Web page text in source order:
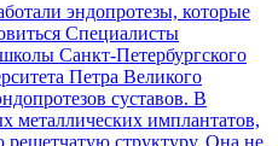
эндопротезы, которые
Специалисты
Санкт-Петербургского
Петра Великого
суставов. В
металлических имплантатов,